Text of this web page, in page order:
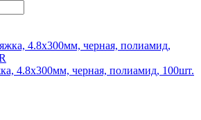
4.8х300мм, черная, полиамид, 100шт.